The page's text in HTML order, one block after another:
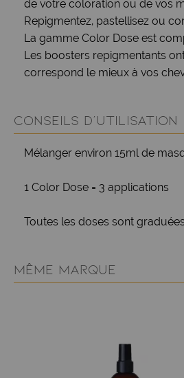
de votre coloration ou de vos
Repigmentez, pastellisez ou
La gamme Color Dose est
Les boosters repigmentants
correspond le mieux à vos
CONSEILS D'UTILISATION
Mélanger environ 15ml de
1 Color Dose = 3 applications
Toutes les doses sont
MÊME MARQUE